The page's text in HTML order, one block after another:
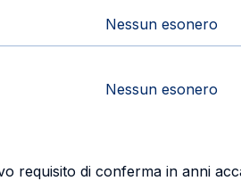
Nessun esonero
Nessun esonero
requisito di conferma in anni